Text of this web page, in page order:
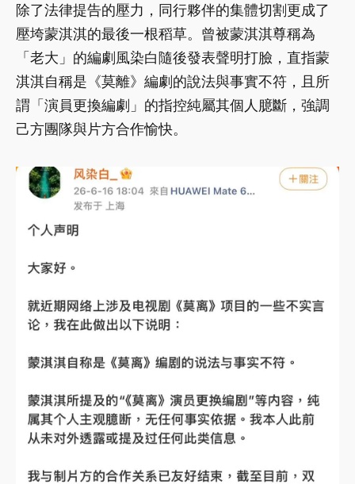
除了法律提告的壓力，同行夥伴的集體切割更成了
壓垮蒙淇淇的最後一根稻草。曾被蒙淇淇尊稱為
「老大」的編劇風染白隨後發表聲明打臉，直指蒙
淇淇自稱是《莫離》編劇的說法與事實不符，且所
謂「演員更換編劇」的指控純屬其個人臆斷，強調
己方團隊與片方合作愉快。